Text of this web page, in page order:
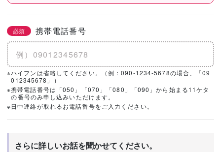
必須 携帯電話番号
※ハイフンは省略してください。（例：090-1234-5678の場合、「09
012345678」）
※携帯電話番号は「050」「070」「080」「090」から始まる11ケタ
の番号のみ申し込みいただけます。
※日中連絡が取れるお電話番号をご入力ください。
さらに詳しいお話を聞かせてください。